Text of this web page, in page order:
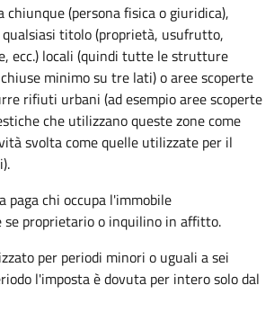
chiunque (persona fisica o giuridica),
qualsiasi titolo (proprietà, usufrutto,
ecc.) locali (quindi tutte le strutture
minimo su tre lati) o aree scoperte
rifiuti urbani (ad esempio aree scoperte
che utilizzano queste zone come
svolta come quelle utilizzate per il
paga chi occupa l'immobile
se proprietario o inquilino in affitto.
per periodi minori o uguali a sei
l'imposta è dovuta per intero solo dal